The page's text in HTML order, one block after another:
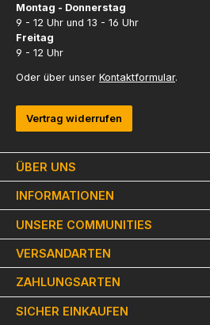
ÜBER UNS
INFORMATIONEN
Montag - Donnerstag
9 - 12 Uhr und 13 - 16 Uhr
Freitag
9 - 12 Uhr
Oder über unser Kontaktformular.
Vertrag widerrufen
UNSERE COMMUNITIES
VERSANDARTEN
ZAHLUNGSARTEN
SICHER EINKAUFEN